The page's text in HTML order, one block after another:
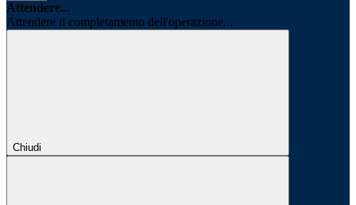
Attendere...
Attendere il completamento dell'operazione...
Chiudi